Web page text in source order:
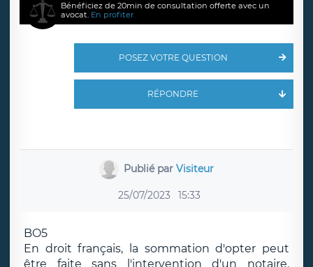
Bénéficiez de 20min de consultation offerte avec un
avocat. En profiter
POSEZ VOTRE QUESTION
RÉPONDRE
Publié parVisiteur
25/07/2023 15:33
BO5
En droit français, la sommation d'opter peut
être faite sans l'intervention d'un notaire.